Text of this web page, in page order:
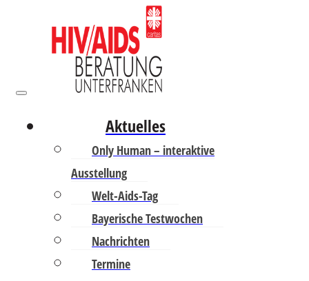
Aktuelles
Only Human – interaktive
Ausstellung
Welt-Aids-Tag
Bayerische Testwochen
Nachrichten
Termine